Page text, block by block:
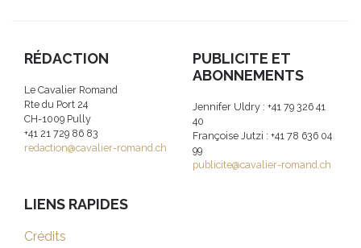
RÉDACTION
Le Cavalier Romand
Rte du Port 24
CH-1009 Pully
+41 21 729 86 83
redaction@cavalier-romand.ch
PUBLICITE ET
ABONNEMENTS
Jennifer Uldry : +41 79 326 41
40
Françoise Jutzi : +41 78 636 04
99
publicite@cavalier-romand.ch
LIENS RAPIDES
Crédits